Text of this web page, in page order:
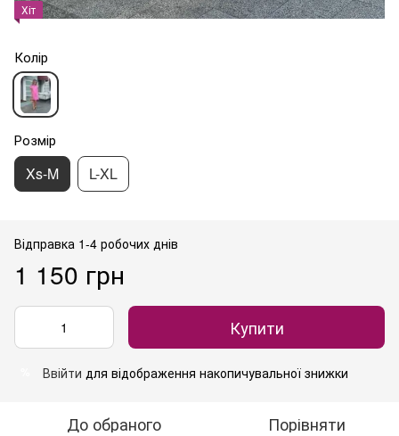
Хіт
Колір
Розмір
Xs-M L-XL
Відправка 1-4 робочих днів
1 150 грн
Купити
Ввійти для відображення накопичувальної знижки
До обраного Порівняти